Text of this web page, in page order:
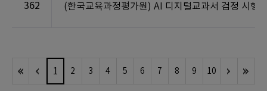
362 (한국교육과정평가원) AI 디지털교과서 검정 시행
1 2 3 4 5 6 7 8 9 10